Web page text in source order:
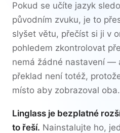
Pokud se učíte jazyk
původním zvuku, je to
slyšet větu, přečíst si ji v
pohledem zkontrolovat
nemá žádné nastavení —
překlad není totéž,
místo aby zobrazoval oba.
Linglass je bezplatné
to řeší. Nainstalujte ho,